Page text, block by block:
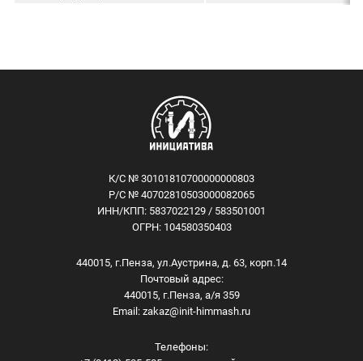
К/С № 30101810700000000803
Р/С № 40702810503000082065
ИНН/КПП: 5837022129 / 583501001
ОГРН: 104580350403
440015, г.Пенза, ул.Аустрина, д. 63, корп.14
Почтовый адрес:
440015, г.Пенза, а/я 359
Email: zakaz@init-himmash.ru
Телефоны: